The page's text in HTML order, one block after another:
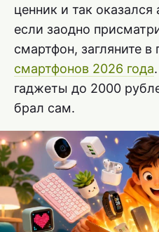
ценник и так
если заодно
смартфон, загляните в
смартфонов 2026 года
гаджеты до 2000
брал сам.